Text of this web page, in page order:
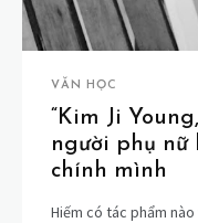
VĂN HỌC
“Kim Ji
người phụ
chính mình
Hiếm có tác phẩm